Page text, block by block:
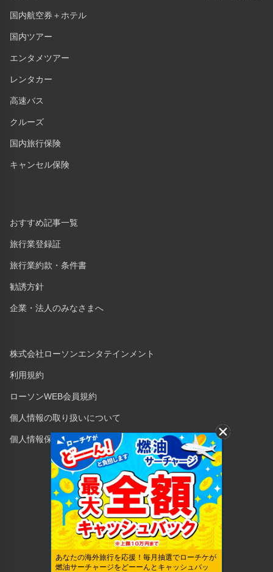
国内航空券＋ホテル
国内ツアー
エンタメツアー
レンタカー
高速バス
クルーズ
国内旅行保険
キャンセル保険
おすすめ記事一覧
旅行業登録証
旅行業約款・条件書
勧誘方針
企業・法人のみなさまへ
株式会社ローソンエンタテインメント
利用規約
ローソンWEB会員規約
個人情報の取り扱いについて
個人情報保護方針
Copyright © 1998 Lawson Entertainment, Inc.
あなたの海外旅行を応援！毎月抽選でローチケが
燃油サーチャージをどーーんとキャッシュバッ